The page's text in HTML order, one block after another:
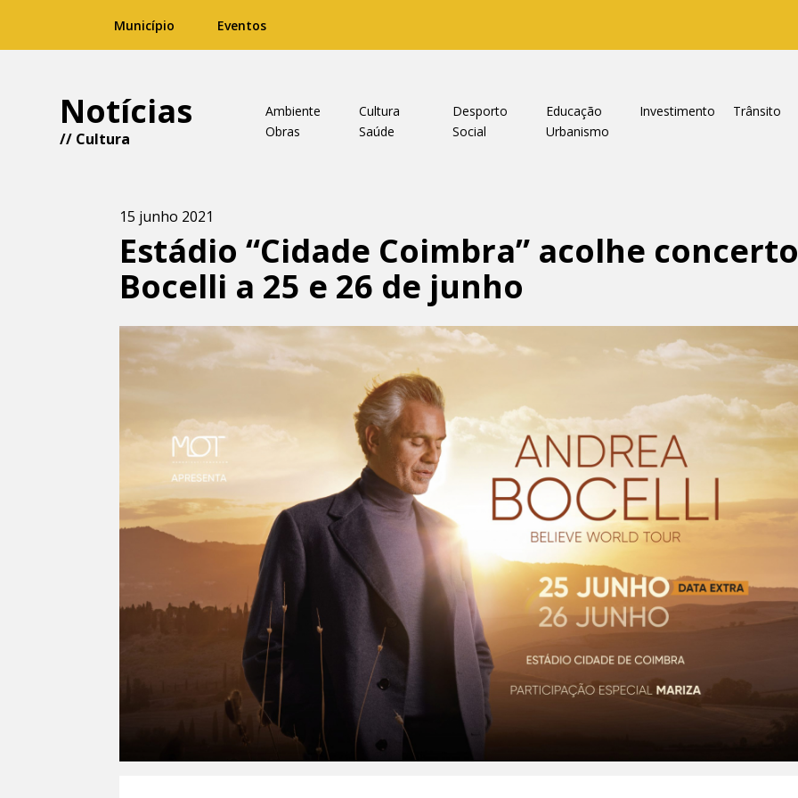
Município Eventos
Notícias
// Cultura
Ambiente Cultura Desporto Educação Investimento
Trânsito
Obras
Saúde Social Urbanismo
15 junho 2021
Estádio “Cidade Coimbra” acolhe
Bocelli a 25 e 26 de junho